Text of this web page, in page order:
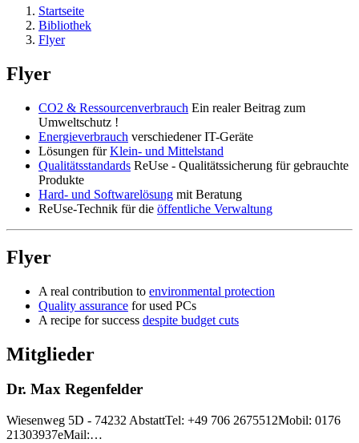
Startseite
Bibliothek
Flyer
Flyer
CO2 & Ressourcenverbrauch Ein realer Beitrag zum
Umweltschutz !
Energieverbrauch verschiedener IT-Geräte
Lösungen fürKlein- und Mittelstand
Qualitätsstandards ReUse - Qualitätssicherung für gebrauchte
Produkte
Hard- und Softwarelösung mit Beratung
ReUse-Technik für die öffentliche Verwaltung
Flyer
A real contribution to environmental protection
Quality assurance for used PCs
A recipe for success despite budget cuts
Mitglieder
Dr. Max Regenfelder
Wiesenweg 5D - 74232 AbstattTel: +49 706 2675512Mobil: 0176
21303937eMail:…